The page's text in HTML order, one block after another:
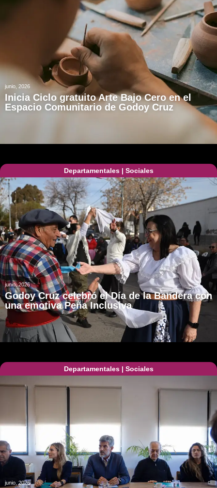
junio, 2026
Inicia Ciclo gratuito Arte Bajo Cero en el
Espacio Comunitario de Godoy Cruz
Departamentales| Sociales
junio, 2026
Godoy Cruz celebró el Día de la Bandera con
una emotiva Peña Inclusiva
Departamentales| Sociales
junio, 2026